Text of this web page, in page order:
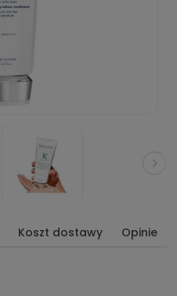
Koszt dostawy Opinie